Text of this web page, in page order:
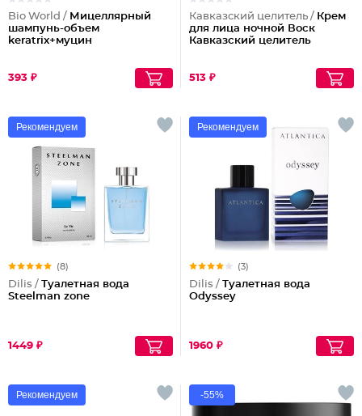
Bio World / Мицеллярный
шампунь-объем
keratrix+муцин
393 ₽
Кавказский целитель / Крем
для лица ночной Воск
Кавказский целитель
513 ₽
Рекомендуем
(8)
Dilis / Туалетная вода
Steelman zone
1449 ₽
Рекомендуем
(3)
Dilis / Туалетная вода
Odyssey
1960 ₽
Рекомендуем -55%